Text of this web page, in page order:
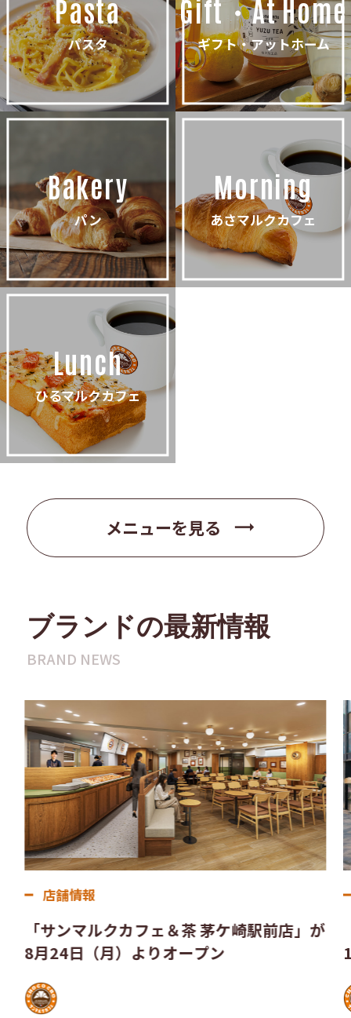
Pasta
パスタ
Gift・At Home
ギフト・アットホーム
Bakery
パン
Morning
あさマルクカフェ
Lunch
ひるマルクカフェ
メニューを見る trending_flat
ブランドの最新情報
BRAND NEWS
店舗情報
「サンマルクカフェ＆茶 茅ケ崎駅前店」が
8月24日（月）よりオープン